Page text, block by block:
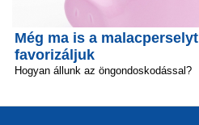
Még ma is a malacperselyt
favorizáljuk
Hogyan állunk az öngondoskodással?